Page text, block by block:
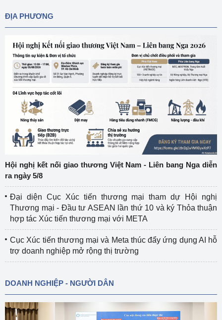
ĐỊA PHƯƠNG
Hội nghị kết nối giao thương Việt Nam - Liên bang Nga diễn
ra ngày 5/8
Đại diện Cục Xúc tiến thương mại tham dự Hội nghị
Thương mại - Đầu tư ASEAN lần thứ 10 và ký Thỏa thuận
hợp tác Xúc tiến thương mại với META
Cục Xúc tiến thương mại và Meta thúc đẩy ứng dụng AI hỗ
trợ doanh nghiệp mở rộng thị trường
DOANH NGHIỆP - NGƯỜI DÂN